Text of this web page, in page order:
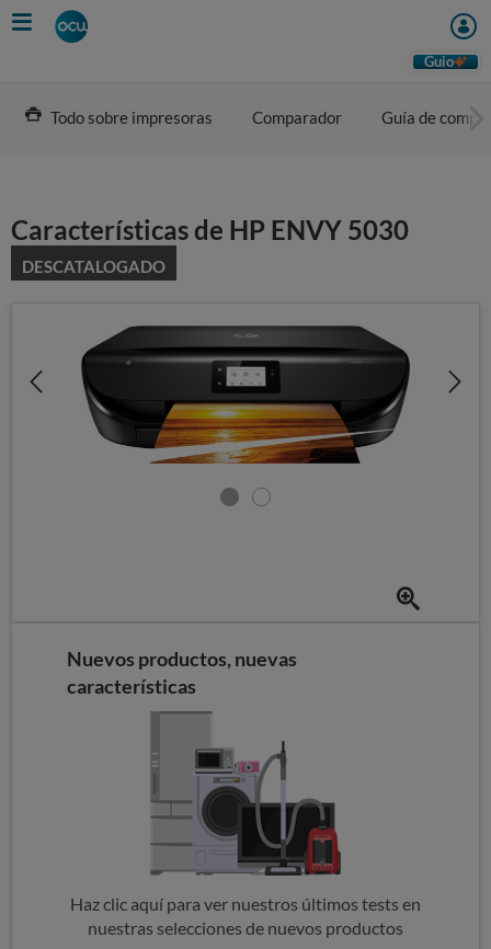
Skip
to
Guio
Todo sobre impresoras Comparador Guía de
Características de HP ENVY 5030
DESCATALOGADO
Nuevos productos, nuevas
características
Haz clic aquí para ver nuestros últimos tests en
nuestras selecciones de nuevos productos